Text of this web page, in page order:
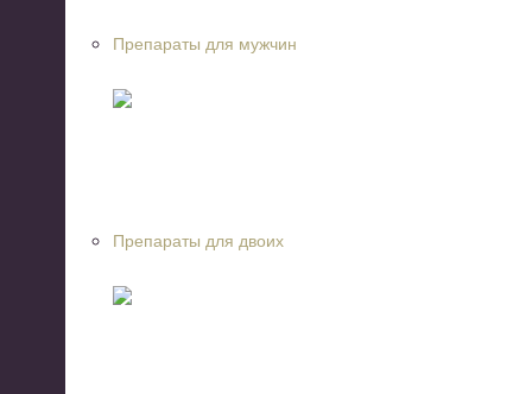
Препараты для мужчин
Препараты для двоих